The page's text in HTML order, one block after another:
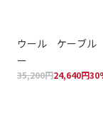
ウール ケーブル
ー
35,200円24,640円